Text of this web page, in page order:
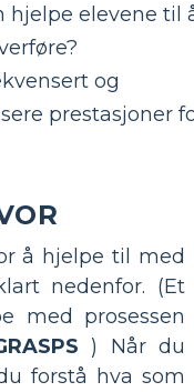
elevene til
og
prestasjoner
å hjelpe til med
nedenfor. (Et
med prosessen
) Når du
forstå hva som